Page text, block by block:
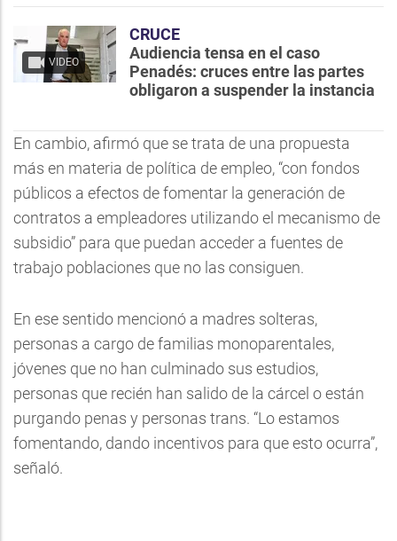
VIDEO
CRUCE
Audiencia tensa en el caso
Penadés: cruces entre las partes
obligaron a suspender la instancia
En cambio, afirmó que se trata de una propuesta
más en materia de política de empleo, “con fondos
públicos a efectos de fomentar la generación de
contratos a empleadores utilizando el mecanismo de
subsidio” para que puedan acceder a fuentes de
trabajo poblaciones que no las consiguen.
En ese sentido mencionó a madres solteras,
personas a cargo de familias monoparentales,
jóvenes que no han culminado sus estudios,
personas que recién han salido de la cárcel o están
purgando penas y personas trans. “Lo estamos
fomentando, dando incentivos para que esto ocurra”,
señaló.